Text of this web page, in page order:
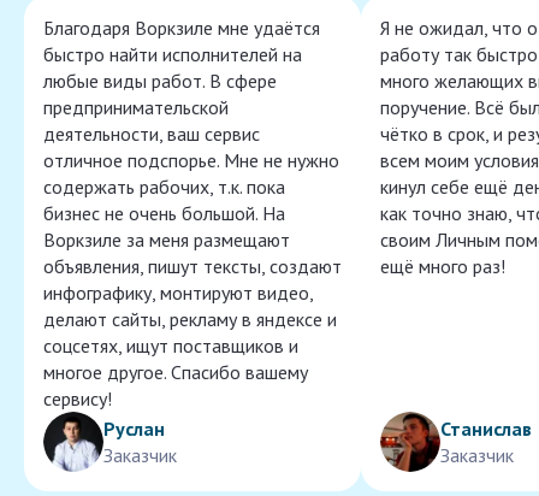
Благодаря Воркзиле мне удаётся
быстро найти исполнителей на
любые виды работ. В сфере
предпринимательской
деятельности, ваш сервис
отличное подспорье. Мне не нужно
содержать рабочих, т.к. пока
бизнес не очень большой. На
Воркзиле за меня размещают
объявления, пишут тексты, создают
инфографику, монтируют видео,
делают сайты, рекламу в яндексе и
соцсетях, ищут поставщиков и
многое другое. Спасибо вашему
сервису!
Руслан
Заказчик
Я не ожидал, что
работу так
много желающих
поручение. Всё
чётко в срок, и
всем моим
кинул себе ещё
как точно знаю,
своим Личным
ещё много раз!
Станислав
Заказчик